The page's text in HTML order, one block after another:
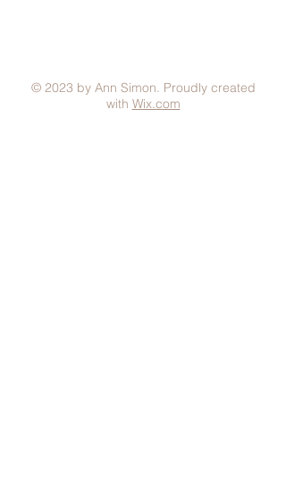
© 2023 by Ann Simon. Proudly created
with Wix.com